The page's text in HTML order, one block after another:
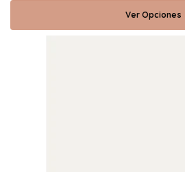
Ver Opciones